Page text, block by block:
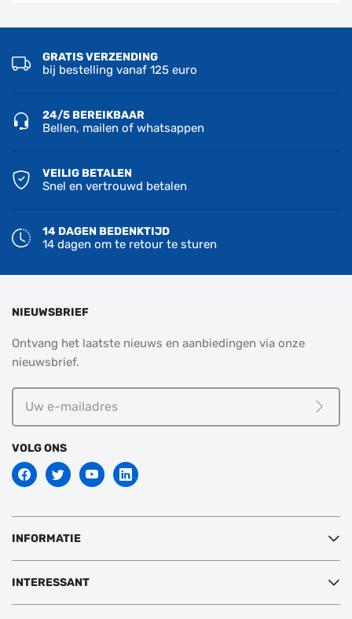
GRATIS VERZENDING
bij bestelling vanaf 125 euro
24/5 BEREIKBAAR
Bellen, mailen of whatsappen
VEILIG BETALEN
Snel en vertrouwd betalen
14 DAGEN BEDENKTIJD
14 dagen om te retour te sturen
NIEUWSBRIEF
Ontvang het laatste nieuws en aanbiedingen via onze
nieuwsbrief.
Meld
VOLG ONS
INFORMATIE
INTERESSANT